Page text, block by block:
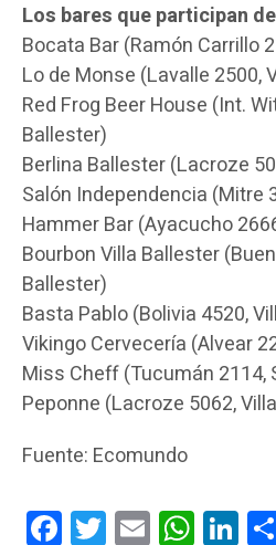
Los bares que participan
Bocata Bar (Ramón Carrillo
Lo de Monse (Lavalle 2500,
Red Frog Beer House (Int.
Ballester)
Berlina Ballester (Lacroze
Salón Independencia (Mitre
Hammer Bar (Ayacucho
Bourbon Villa Ballester
Ballester)
Basta Pablo (Bolivia 4520,
Vikingo Cervecería (Alvear
Miss Cheff (Tucumán 2114,
Peponne (Lacroze 5062,
Fuente: Ecomundo
FacebookTwitterEmail WhatsApp